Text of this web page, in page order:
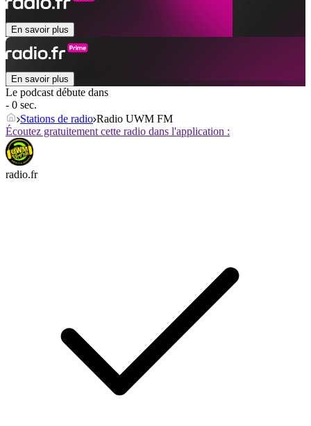
En savoir plus
En savoir plus
Le podcast débute dans
- 0 sec.
Stations de radio Radio UWM FM
Écoutez gratuitement cette radio dans l'application :
radio.fr